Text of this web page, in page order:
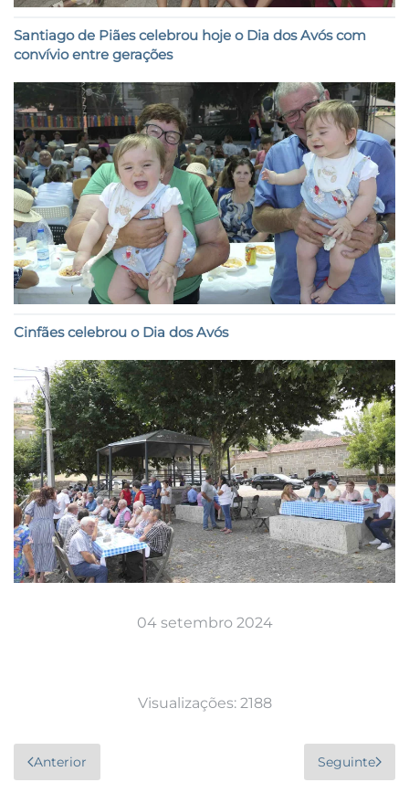
Santiago de Piães celebrou hoje o Dia dos Avós com
convívio entre gerações
Cinfães celebrou o Dia dos Avós
04 setembro 2024
Visualizações: 2188
Anterior Seguinte